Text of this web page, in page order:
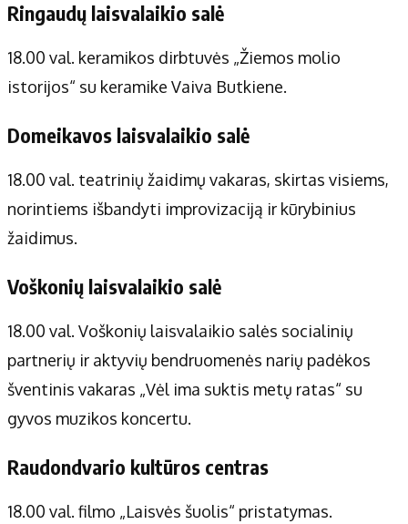
Ringaudų laisvalaikio salė
18.00 val. keramikos dirbtuvės „Žiemos molio
istorijos“ su keramike Vaiva Butkiene.
Domeikavos laisvalaikio salė
18.00 val. teatrinių žaidimų vakaras, skirtas visiems,
norintiems išbandyti improvizaciją ir kūrybinius
žaidimus.
Voškonių laisvalaikio salė
18.00 val. Voškonių laisvalaikio salės socialinių
partnerių ir aktyvių bendruomenės narių padėkos
šventinis vakaras „Vėl ima suktis metų ratas“ su
gyvos muzikos koncertu.
Raudondvario kultūros centras
18.00 val. filmo „Laisvės šuolis“ pristatymas.